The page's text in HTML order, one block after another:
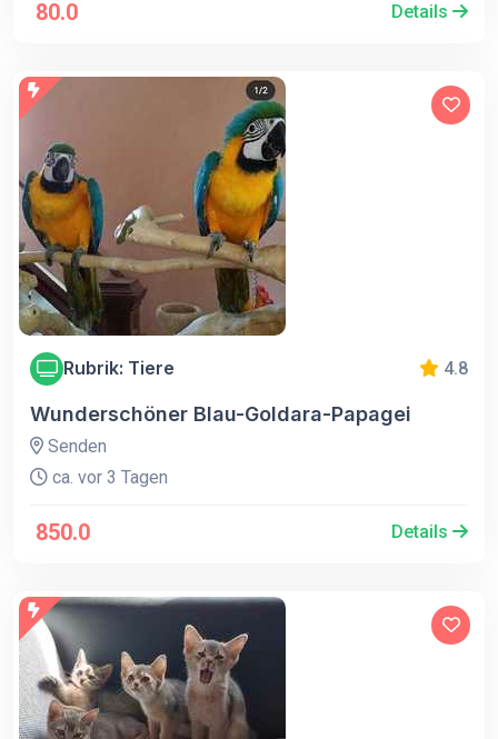
80.0 Details
Rubrik: Tiere 4.8
Wunderschöner Blau-Goldara-Papagei
Senden
ca. vor 3 Tagen
850.0 Details